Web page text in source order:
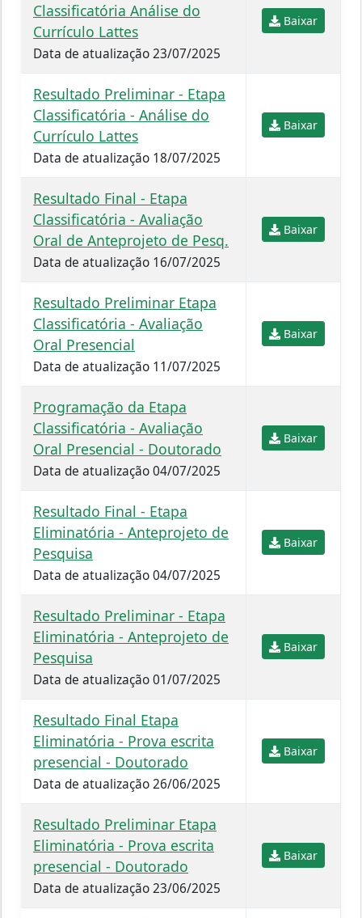
Classificatória Análise do
Currículo Lattes
Data de atualização 23/07/2025
Baixar
Resultado Preliminar - Etapa
Classificatória - Análise do
Currículo Lattes
Data de atualização 18/07/2025
Baixar
Resultado Final - Etapa
Classificatória - Avaliação
Oral de Anteprojeto de Pesq.
Data de atualização 16/07/2025
Baixar
Resultado Preliminar Etapa
Classificatória - Avaliação
Oral Presencial
Data de atualização 11/07/2025
Baixar
Programação da Etapa
Classificatória - Avaliação
Oral Presencial - Doutorado
Data de atualização 04/07/2025
Baixar
Resultado Final - Etapa
Eliminatória - Anteprojeto de
Pesquisa
Data de atualização 04/07/2025
Baixar
Resultado Preliminar - Etapa
Eliminatória - Anteprojeto de
Pesquisa
Data de atualização 01/07/2025
Baixar
Resultado Final Etapa
Eliminatória - Prova escrita
presencial - Doutorado
Data de atualização 26/06/2025
Baixar
Resultado Preliminar Etapa
Eliminatória - Prova escrita
presencial - Doutorado
Data de atualização 23/06/2025
Baixar